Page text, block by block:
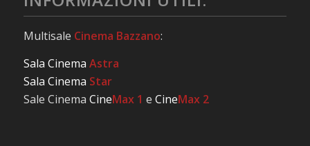
Multisale Cinema Bazzano:
Sala Cinema Astra
Sala Cinema Star
Sale Cinema CineMax 1 e CineMax 2